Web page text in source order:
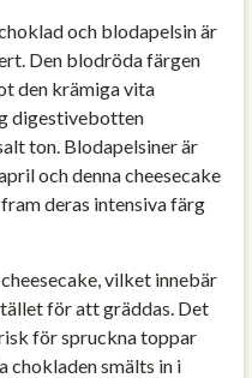
och blodapelsin är
Den blodröda färgen
den krämiga vita
digestivebotten
ton. Blodapelsiner är
och denna cheesecake
deras intensiva färg
vilket innebär
för att gräddas. Det
för spruckna toppar
chokladen smälts in i